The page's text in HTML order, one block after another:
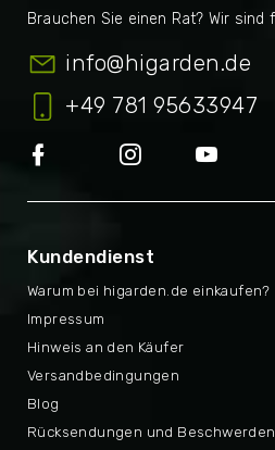
info@higarden.de
+49 781 95633947
Kundendienst
Warum bei higarden.de einkaufen?
Rücksendungen und Beschwerden
Impressum
Hinweis an den Käufer
Versandbedingungen
Blog